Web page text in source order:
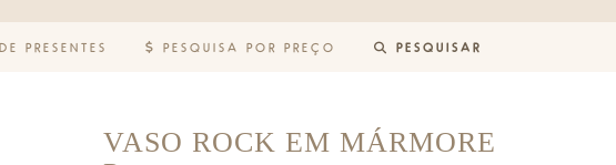
PRESENTES PESQUISA POR PREÇO PESQUISAR
VASO ROCK EM MÁRMORE